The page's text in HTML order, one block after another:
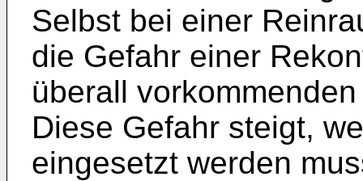
Selbst bei einer
die Gefahr einer
überall
Diese Gefahr steigt,
eingesetzt werden